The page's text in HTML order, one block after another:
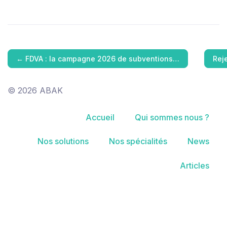
← FDVA : la campagne 2026 de subventions…
© 2026 ABAK
Accueil Qui sommes nous ?
Nos solutions Nos spécialités News
Articles